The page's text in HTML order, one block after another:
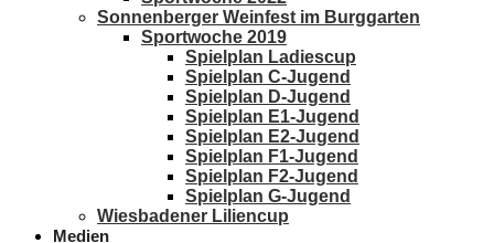
Sonnenberger Weinfest im Burggarten
Sportwoche 2019
Spielplan Ladiescup
Spielplan C-Jugend
Spielplan D-Jugend
Spielplan E1-Jugend
Spielplan E2-Jugend
Spielplan F1-Jugend
Spielplan F2-Jugend
Spielplan G-Jugend
Wiesbadener Liliencup
Medien